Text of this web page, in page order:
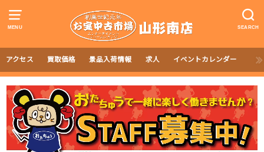
MENU SEARCH
アクセス 買取価格 景品入荷情報 求人 イベントカレンダー